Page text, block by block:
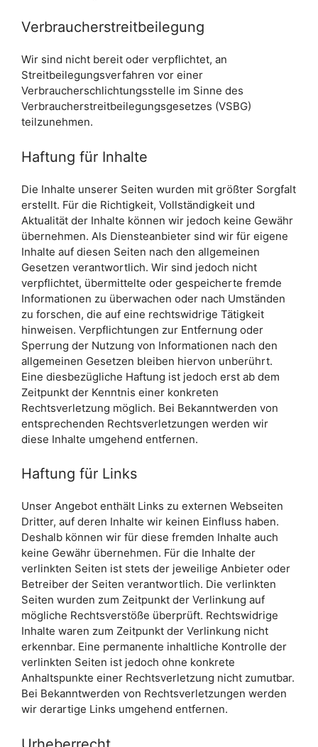
Verbraucherstreitbeilegung
Wir sind nicht bereit oder verpflichtet, an
Streitbeilegungsverfahren vor einer
Verbraucherschlichtungsstelle im Sinne des
Verbraucherstreitbeilegungsgesetzes (VSBG)
teilzunehmen.
Haftung für Inhalte
Die Inhalte unserer Seiten wurden mit größter Sorgfalt
erstellt. Für die Richtigkeit, Vollständigkeit und
Aktualität der Inhalte können wir jedoch keine Gewähr
übernehmen. Als Diensteanbieter sind wir für eigene
Inhalte auf diesen Seiten nach den allgemeinen
Gesetzen verantwortlich. Wir sind jedoch nicht
verpflichtet, übermittelte oder gespeicherte fremde
Informationen zu überwachen oder nach Umständen
zu forschen, die auf eine rechtswidrige Tätigkeit
hinweisen. Verpflichtungen zur Entfernung oder
Sperrung der Nutzung von Informationen nach den
allgemeinen Gesetzen bleiben hiervon unberührt.
Eine diesbezügliche Haftung ist jedoch erst ab dem
Zeitpunkt der Kenntnis einer konkreten
Rechtsverletzung möglich. Bei Bekanntwerden von
entsprechenden Rechtsverletzungen werden wir
diese Inhalte umgehend entfernen.
Haftung für Links
Unser Angebot enthält Links zu externen Webseiten
Dritter, auf deren Inhalte wir keinen Einfluss haben.
Deshalb können wir für diese fremden Inhalte auch
keine Gewähr übernehmen. Für die Inhalte der
verlinkten Seiten ist stets der jeweilige Anbieter oder
Betreiber der Seiten verantwortlich. Die verlinkten
Seiten wurden zum Zeitpunkt der Verlinkung auf
mögliche Rechtsverstöße überprüft. Rechtswidrige
Inhalte waren zum Zeitpunkt der Verlinkung nicht
erkennbar. Eine permanente inhaltliche Kontrolle der
verlinkten Seiten ist jedoch ohne konkrete
Anhaltspunkte einer Rechtsverletzung nicht zumutbar.
Bei Bekanntwerden von Rechtsverletzungen werden
wir derartige Links umgehend entfernen.